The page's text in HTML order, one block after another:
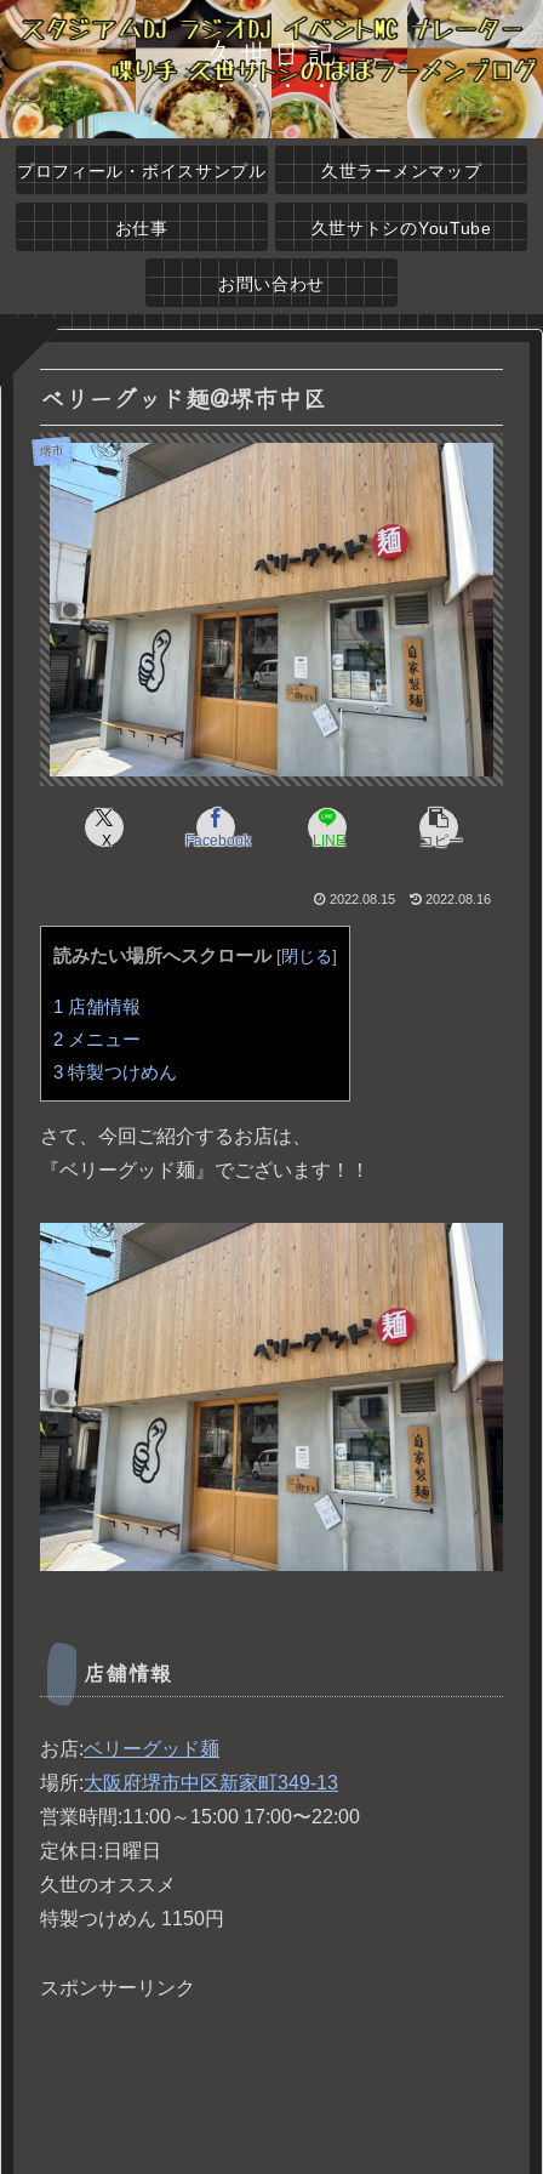
久世日記
プロフィール・ボイスサンプル 久世ラーメンマップ
お仕事 久世サトシのYouTube
お問い合わせ
ベリーグッド麺@堺市中区
堺市
X Facebook LINE コピー
2022.08.15 2022.08.16
読みたい場所へスクロール [閉じる]
1 店舗情報
2 メニュー
3 特製つけめん
さて、今回ご紹介するお店は、
『ベリーグッド麺』でございます！！
店舗情報
お店:ベリーグッド麺
場所:大阪府堺市中区新家町349-13
営業時間:11:00～15:00 17:00〜22:00
定休日:日曜日
久世のオススメ
特製つけめん 1150円
スポンサーリンク